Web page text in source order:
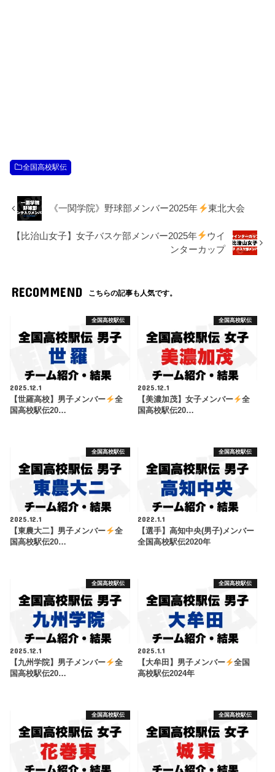
全国高校駅伝
《一関学院》野球部メンバー2025年 東北大会
【比治山女子】女子バスケ部メンバー2025年
ウイ
ンターカップ
RECOMMEND こちらの記事も人気です。
全国高校駅伝
2025.12.1
【世羅高校】男子メンバー
全
国高校駅伝20…
全国高校駅伝
2025.12.1
【美濃加茂】女子メンバー
全
国高校駅伝20…
全国高校駅伝
2025.12.1
【東農大二】男子メンバー
全
国高校駅伝20…
全国高校駅伝
2022.1.1
【選手】高知中央(男子)メンバー
全国高校駅伝2020年
全国高校駅伝
2025.12.1
【九州学院】男子メンバー
全
国高校駅伝20…
全国高校駅伝
2025.1.1
【大牟田】男子メンバー
全国
高校駅伝2024年
全国高校駅伝 全国高校駅伝